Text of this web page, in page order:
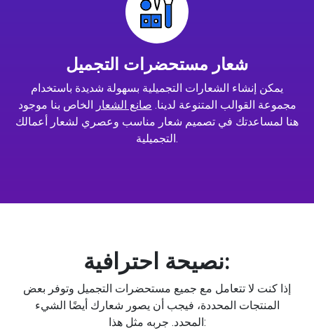
شعار مستحضرات التجميل
يمكن إنشاء الشعارات التجميلية بسهولة شديدة باستخدام
مجموعة القوالب المتنوعة لدينا. صانع الشعار الخاص بنا موجود
هنا لمساعدتك في تصميم شعار مناسب وعصري لشعار أعمالك
التجميلية.
نصيحة احترافية:
إذا كنت لا تتعامل مع جميع مستحضرات التجميل وتوفر بعض
المنتجات المحددة، فيجب أن يصور شعارك أيضًا الشيء
المحدد. جربه مثل هذا: